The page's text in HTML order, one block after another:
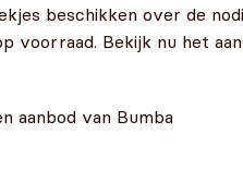
beschikken over de
voorraad. Bekijk nu het
aanbod van Bumba